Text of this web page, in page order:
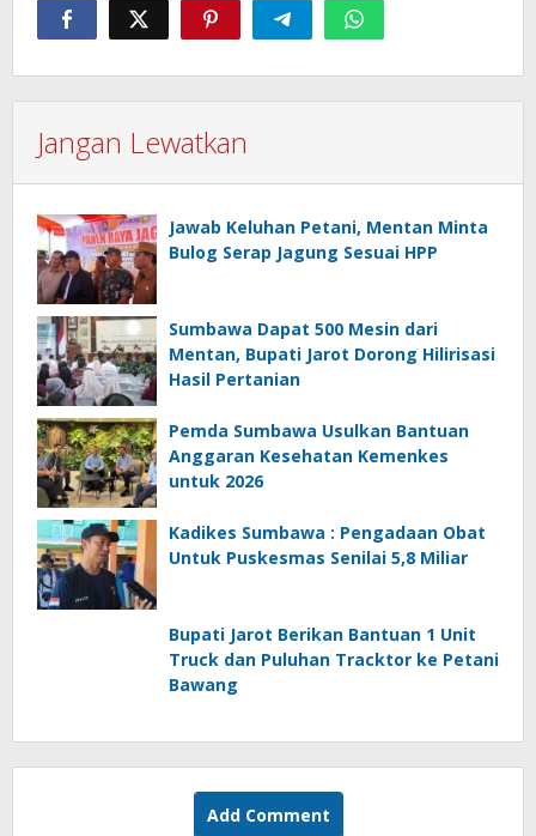
Jangan Lewatkan
Jawab Keluhan Petani, Mentan Minta
Bulog Serap Jagung Sesuai HPP
Sumbawa Dapat 500 Mesin dari
Mentan, Bupati Jarot Dorong Hilirisasi
Hasil Pertanian
Pemda Sumbawa Usulkan Bantuan
Anggaran Kesehatan Kemenkes
untuk 2026
Kadikes Sumbawa : Pengadaan Obat
Untuk Puskesmas Senilai 5,8 Miliar
Bupati Jarot Berikan Bantuan 1 Unit
Truck dan Puluhan Tracktor ke Petani
Bawang
Add Comment